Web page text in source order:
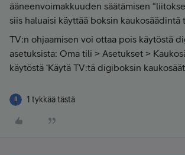
ääneenvoimakkuuden säätämisen
siis haluaisi käyttää boksin kaukosäädintä
TV:n ohjaamisen voi ottaa pois käytöstä
asetuksista: Oma tili > Asetukset >
käytöstä ‘Käytä TV:tä digiboksin
1 tykkää tästä